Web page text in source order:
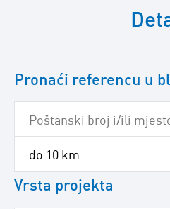
Pronaći referencu u
Vrsta projekta